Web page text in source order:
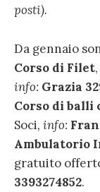
posti).
Da gennaio
Corso di Filet
info: Grazia
Corso di
Soci, info:
Ambulatorio
gratuito
3393274852.